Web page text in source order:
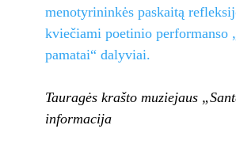
menotyrininkės paskaitą
kviečiami poetinio performanso
pamatai“ dalyviai.
Tauragės krašto muziejaus
informacija